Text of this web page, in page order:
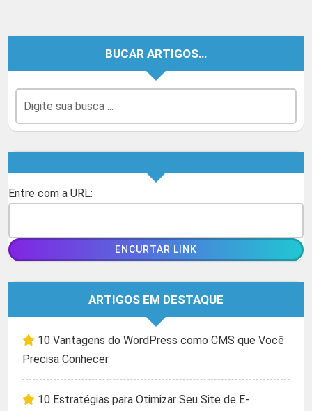
BUCAR ARTIGOS…
Entre com a URL:
ARTIGOS EM DESTAQUE
10 Vantagens do WordPress como CMS que Você
Precisa Conhecer
10 Estratégias para Otimizar Seu Site de E-